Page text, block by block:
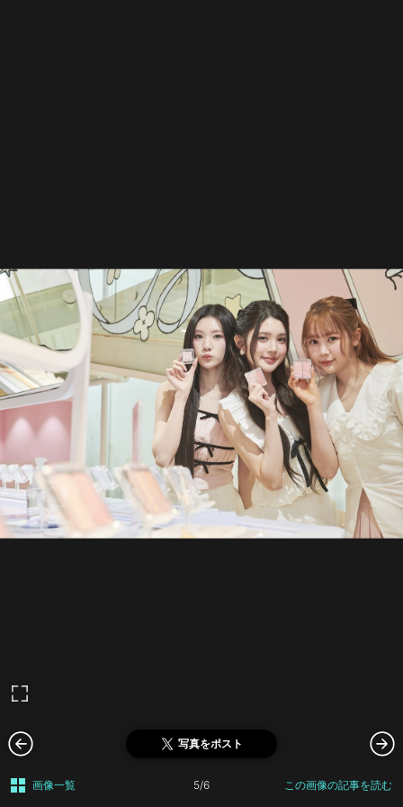
写真をポスト
画像一覧 5/6 この画像の記事を読む